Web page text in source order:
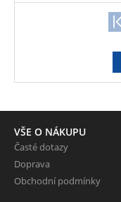
VŠE O NÁKUPU
Časté dotazy
Doprava
Obchodní podmínky